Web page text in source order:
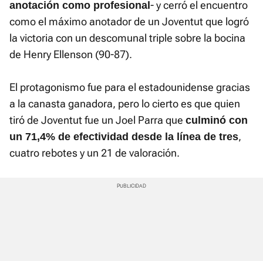
anotación como profesional - y cerró el encuentro
como el máximo anotador de un Joventut que logró
la victoria con un descomunal triple sobre la bocina
de Henry Ellenson (90-87).
El protagonismo fue para el estadounidense gracias
a la canasta ganadora, pero lo cierto es que quien
tiró de Joventut fue un Joel Parra que culminó con
un 71,4% de efectividad desde la línea de tres,
cuatro rebotes y un 21 de valoración.